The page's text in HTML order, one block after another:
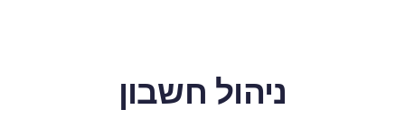
ניהול חשבון